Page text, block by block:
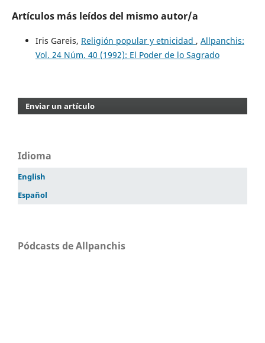
Artículos más leídos del mismo autor/a
Iris Gareis, Religión popular y etnicidad , Allpanchis:
Vol. 24 Núm. 40 (1992): El Poder de lo Sagrado
Enviar un artículo
Idioma
English
Español
Pódcasts de Allpanchis